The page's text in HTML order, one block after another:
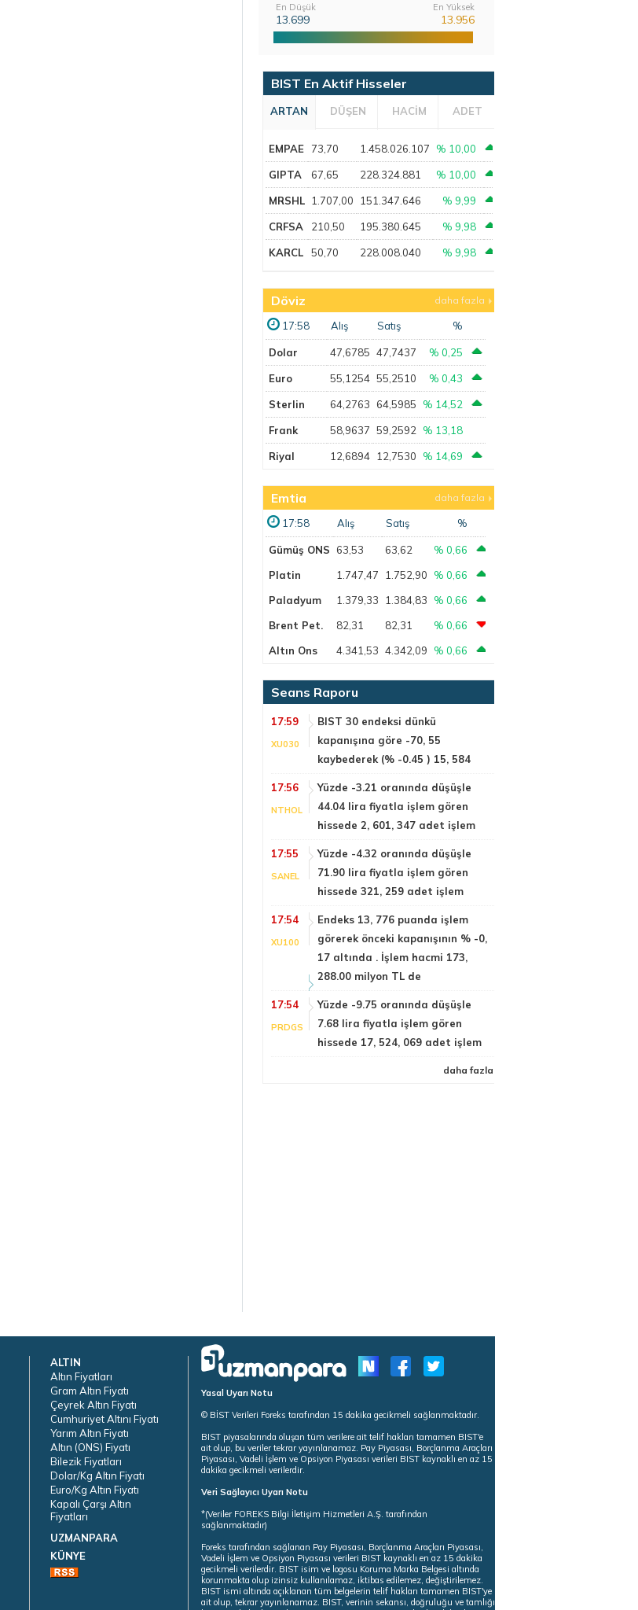
En Düşük
13.699
En Yüksek
13.956
BIST En Aktif Hisseler
ARTAN DÜŞEN HACİM ADET
EMPAE 73,70 1.458.026.107 % 10,00
GIPTA 67,65 228.324.881 % 10,00
MRSHL 1.707,00 151.347.646 % 9,99
CRFSA 210,50 195.380.645 % 9,98
KARCL 50,70 228.008.040 % 9,98
Döviz daha fazla
17:58 Alış Satış %
Dolar 47,6785 47,7437 % 0,25
Euro 55,1254 55,2510 % 0,43
Sterlin 64,2763 64,5985 % 14,52
Frank 58,9637 59,2592 % 13,18
Riyal 12,6894 12,7530 % 14,69
Emtia daha fazla
17:58 Alış Satış %
Gümüş ONS 63,53 63,62
% 0,66
Platin
1.747,47 1.752,90
% 0,66
Paladyum
1.379,33 1.384,83
% 0,66
Brent Pet.
82,31 82,31
% 0,66
Altın Ons
4.341,53 4.342,09 % 0,66
Seans Raporu
17:59
XU030
BIST 30 endeksi dünkü
kapanışına göre -70, 55
kaybederek (% -0.45 ) 15, 584
17:56
NTHOL
Yüzde -3.21 oranında düşüşle
44.04 lira fiyatla işlem gören
hissede 2, 601, 347 adet işlem
17:55
SANEL
Yüzde -4.32 oranında düşüşle
71.90 lira fiyatla işlem gören
hissede 321, 259 adet işlem
17:54
XU100
Endeks 13, 776 puanda işlem
görerek önceki kapanışının % -0,
17 altında . İşlem hacmi 173,
288.00 milyon TL de
17:54
PRDGS
Yüzde -9.75 oranında düşüşle
7.68 lira fiyatla işlem gören
hissede 17, 524, 069 adet işlem
daha fazla
ALTIN
Altın Fiyatları
Gram Altın Fiyatı
Çeyrek Altın Fiyatı
Cumhuriyet Altını Fiyatı
Yarım Altın Fiyatı
Altın (ONS) Fiyatı
Bilezik Fiyatları
Dolar/Kg Altın Fiyatı
Euro/Kg Altın Fiyatı
Kapalı Çarşı Altın
Fiyatları
UZMANPARA
KÜNYE
Yasal Uyarı Notu
© BİST Verileri Foreks tarafından 15 dakika gecikmeli sağlanmaktadır.
BIST piyasalarında oluşan tüm verilere ait telif hakları tamamen BIST'e
ait olup, bu veriler tekrar yayınlanamaz. Pay Piyasası, Borçlanma Araçları
Piyasası, Vadeli İşlem ve Opsiyon Piyasası verileri BIST kaynaklı en az 15
dakika gecikmeli verilerdir.
Veri Sağlayıcı Uyarı Notu
*(Veriler FOREKS Bilgi İletişim Hizmetleri A.Ş. tarafından
sağlanmaktadır)
Foreks tarafından sağlanan Pay Piyasası, Borçlanma Araçları Piyasası,
Vadeli İşlem ve Opsiyon Piyasası verileri BIST kaynaklı en az 15 dakika
gecikmeli verilerdir. BIST isim ve logosu Koruma Marka Belgesi altında
korunmakta olup izinsiz kullanılamaz, iktibas edilemez, değiştirilemez.
BIST ismi altında açıklanan tüm belgelerin telif hakları tamamen BIST'ye
ait olup, tekrar yayınlanamaz. BIST, verinin sekansı, doğruluğu ve tamlığı